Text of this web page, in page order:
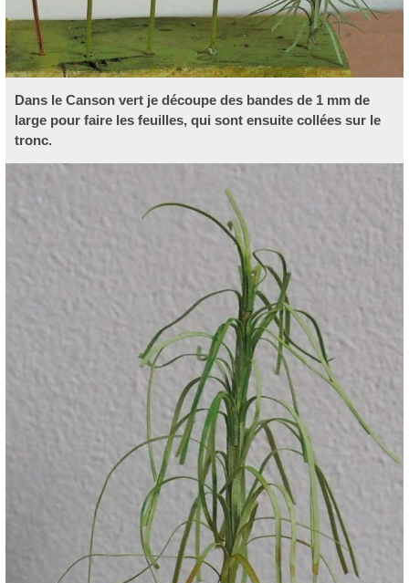
Dans le Canson vert je découpe des bandes de 1 mm de
large pour faire les feuilles, qui sont ensuite collées sur le
tronc.